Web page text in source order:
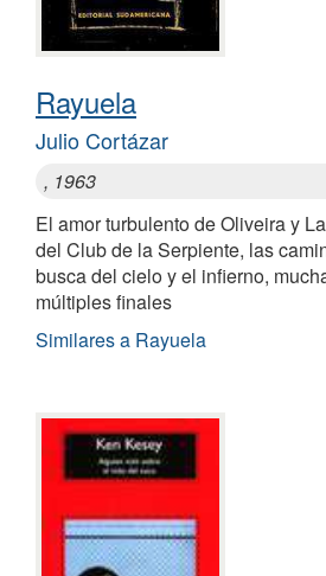
Rayuela
Julio Cortázar
, 1963
El amor turbulento de Oliveira y
del Club de la Serpiente, las
busca del cielo y el infierno,
múltiples finales
Similares a Rayuela